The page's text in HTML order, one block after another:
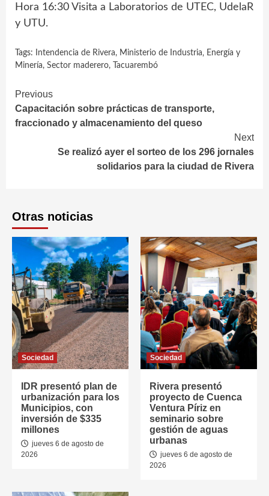
Hora 16:30 Visita a Laboratorios de UTEC, UdelaR
y UTU.
Tags: Intendencia de Rivera, Ministerio de Industria‚ Energía y
Minería, Sector maderero, Tacuarembó
Continue
Reading
Previous
Capacitación sobre prácticas de transporte,
fraccionado y almacenamiento del queso
Next
Se realizó ayer el sorteo de los 296 jornales
solidarios para la ciudad de Rivera
Otras noticias
Sociedad
IDR presentó plan de
urbanización para los
Municipios, con
inversión de $335
millones
jueves 6 de agosto de
2026
Sociedad
Rivera presentó
proyecto de Cuenca
Ventura Píriz en
seminario sobre
gestión de aguas
urbanas
jueves 6 de agosto de
2026